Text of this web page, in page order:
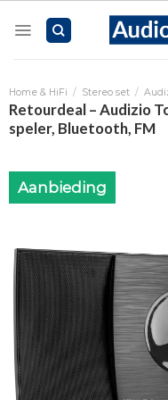
Home & HiFi / Stereo set /
Retourdeal – Audizio
speler, Bluetooth, FM
Aanbieding